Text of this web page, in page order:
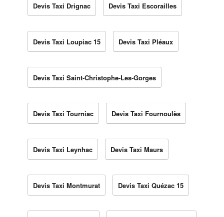
Devis Taxi Drignac Devis Taxi Escorailles
Devis Taxi Loupiac 15 Devis Taxi Pléaux
Devis Taxi Saint-Christophe-Les-Gorges
Devis Taxi Tourniac Devis Taxi Fournoulès
Devis Taxi Leynhac Devis Taxi Maurs
Devis Taxi Montmurat Devis Taxi Quézac 15